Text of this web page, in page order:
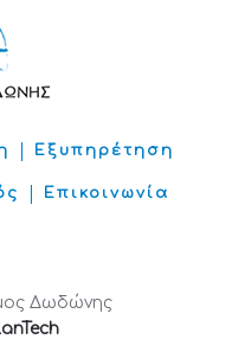
Εξυπηρέτηση
Επικοινωνία
Δωδώνης